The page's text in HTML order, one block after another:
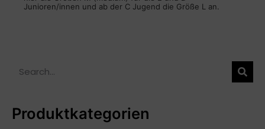
Junioren/innen und ab der C Jugend die Größe L an.
Produktkategorien